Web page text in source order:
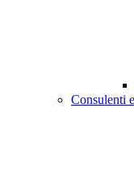
Consulenti